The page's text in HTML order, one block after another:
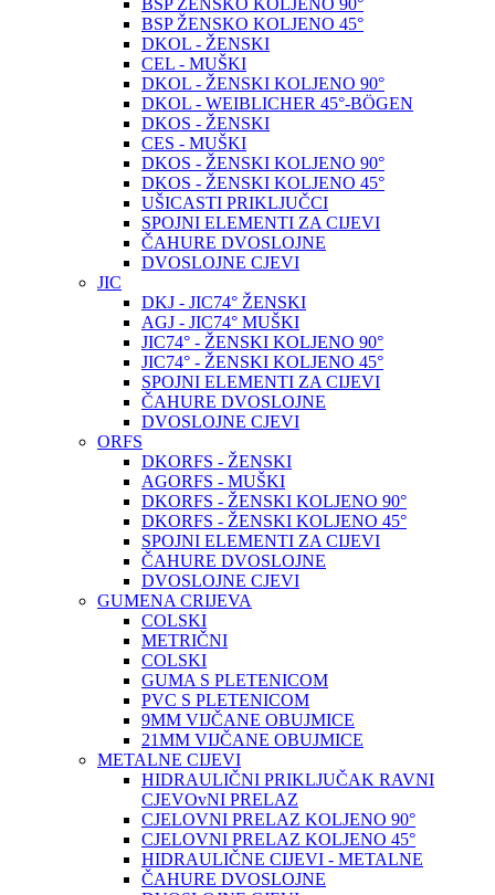
BSP ŽENSKO KOLJENO 90°
BSP ŽENSKO KOLJENO 45°
DKOL - ŽENSKI
CEL - MUŠKI
DKOL - ŽENSKI KOLJENO 90°
DKOL - WEIBLICHER 45°-BÖGEN
DKOS - ŽENSKI
CES - MUŠKI
DKOS - ŽENSKI KOLJENO 90°
DKOS - ŽENSKI KOLJENO 45°
UŠICASTI PRIKLJUČCI
SPOJNI ELEMENTI ZA CIJEVI
ČAHURE DVOSLOJNE
DVOSLOJNE CJEVI
JIC
DKJ - JIC74° ŽENSKI
AGJ - JIC74° MUŠKI
JIC74° - ŽENSKI KOLJENO 90°
JIC74° - ŽENSKI KOLJENO 45°
SPOJNI ELEMENTI ZA CIJEVI
ČAHURE DVOSLOJNE
DVOSLOJNE CJEVI
ORFS
DKORFS - ŽENSKI
AGORFS - MUŠKI
DKORFS - ŽENSKI KOLJENO 90°
DKORFS - ŽENSKI KOLJENO 45°
SPOJNI ELEMENTI ZA CIJEVI
ČAHURE DVOSLOJNE
DVOSLOJNE CJEVI
GUMENA CRIJEVA
COLSKI
METRIČNI
COLSKI
GUMA S PLETENICOM
PVC S PLETENICOM
9MM VIJČANE OBUJMICE
21MM VIJČANE OBUJMICE
METALNE CIJEVI
HIDRAULIČNI PRIKLJUČAK RAVNI
CJEVOvNI PRELAZ
CJELOVNI PRELAZ KOLJENO 90°
CJELOVNI PRELAZ KOLJENO 45°
HIDRAULIČNE CIJEVI - METALNE
ČAHURE DVOSLOJNE